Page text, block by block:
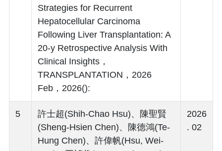
Strategies for Recurrent
Hepatocellular Carcinoma
Following Liver Transplantation: A
20-y Retrospective Analysis With
Clinical Insights，
TRANSPLANTATION，2026
Feb，2026():
5
許士超(Shih-Chao Hsu)、陳聖賢
(Sheng-Hsien Chen)、陳德鴻(Te-
Hung Chen)、許偉帆(Hsu, Wei-
2026
. 02